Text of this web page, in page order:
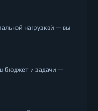
нагрузкой — вы
бюджет и задачи —